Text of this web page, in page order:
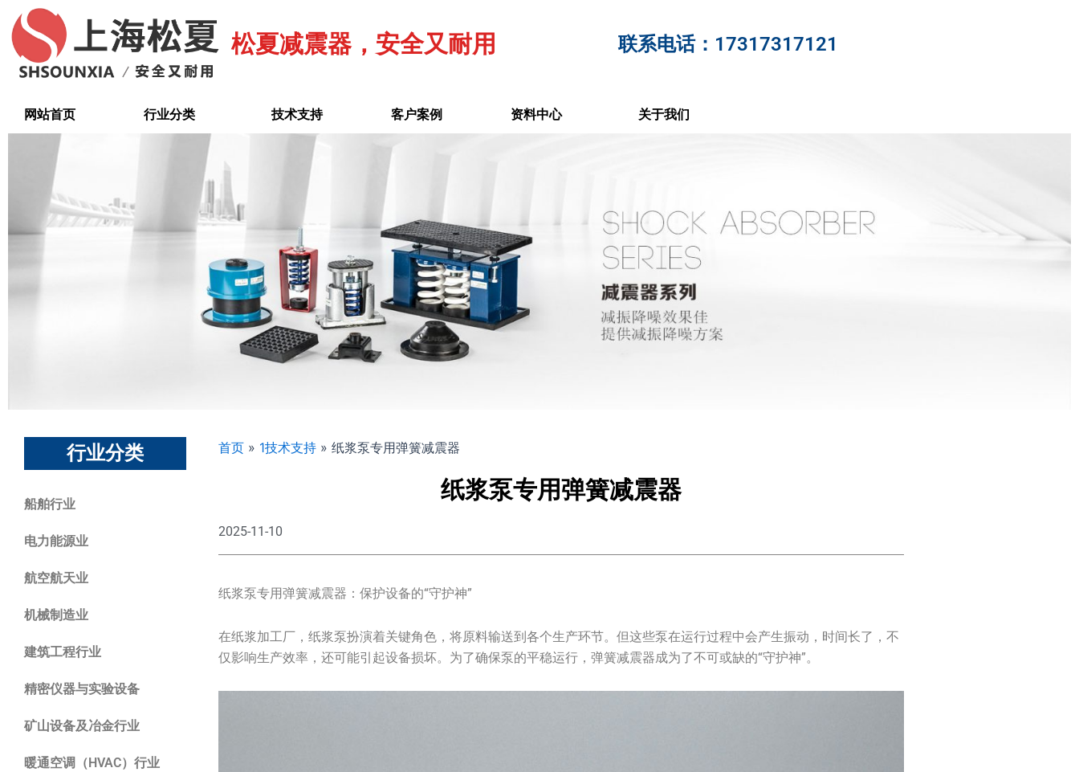
至
松夏减震器，安全又耐用 联系电话：17317317121
网站首页 行业分类 技术支持 客户案例 资料中心 关于我们
行业分类
船舶行业
电力能源业
航空航天业
机械制造业
建筑工程行业
精密仪器与实验设备
矿山设备及冶金行业
暖通空调（HVAC）行业
首页 » 1技术支持 » 纸浆泵专用弹簧减震器
纸浆泵专用弹簧减震器
2025-11-10
纸浆泵专用弹簧减震器：保护设备的“守护神”
在纸浆加工厂，纸浆泵扮演着关键角色，将原料输送到各个生产环节。但这些泵在运行过程中会产生振动，时间长了，不
仅影响生产效率，还可能引起设备损坏。为了确保泵的平稳运行，弹簧减震器成为了不可或缺的“守护神”。